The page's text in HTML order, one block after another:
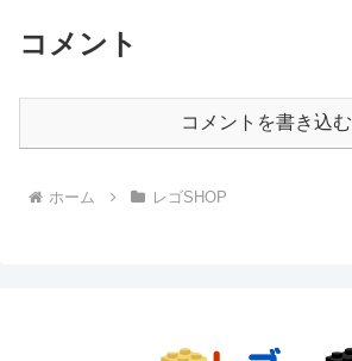
コメント
コメントを書き込む
ホーム レゴSHOP